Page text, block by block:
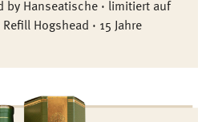
by Hanseatische · limitiert auf
Hogshead · 15 Jahre